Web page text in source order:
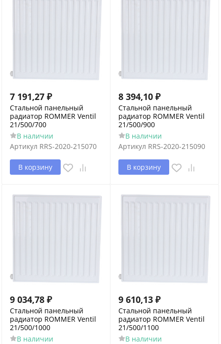
7 191,27 ₽
Стальной панельный
радиатор ROMMER Ventil
21/500/700
В наличии
Артикул RRS-2020-215070
В корзину
8 394,10 ₽
Стальной панельный
радиатор ROMMER Ventil
21/500/900
В наличии
Артикул RRS-2020-215090
В корзину
9 034,78 ₽
Стальной панельный
радиатор ROMMER Ventil
21/500/1000
В наличии
9 610,13 ₽
Стальной панельный
радиатор ROMMER Ventil
21/500/1100
В наличии